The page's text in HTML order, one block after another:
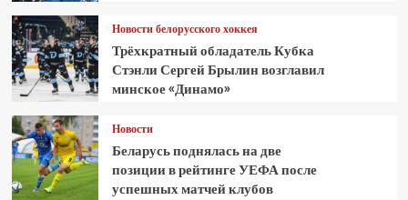
Новости белорусского хоккея
Трёхкратный обладатель Кубка
Стэнли Сергей Брылин возглавил
минское «Динамо»
Новости
Беларусь поднялась на две
позиции в рейтинге УЕФА после
успешных матчей клубов